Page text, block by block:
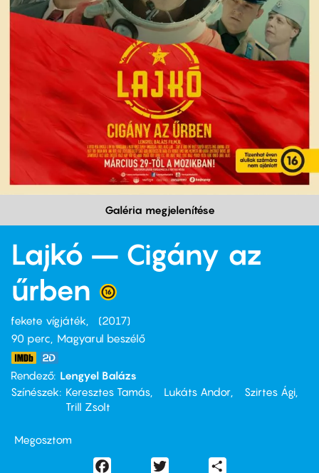
Galéria megjelenítése
Lajkó – Cigány az
űrben
fekete vígjáték
2017
90 perc,
Magyarul beszélő
Rendező Lengyel Balázs
Színészek
Keresztes Tamás Lukáts Andor
Szirtes Ági
Trill Zsolt
Megosztom
Facebook